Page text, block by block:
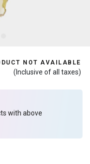
NOT AVAILABLE
(Inclusive of all taxes)
with above